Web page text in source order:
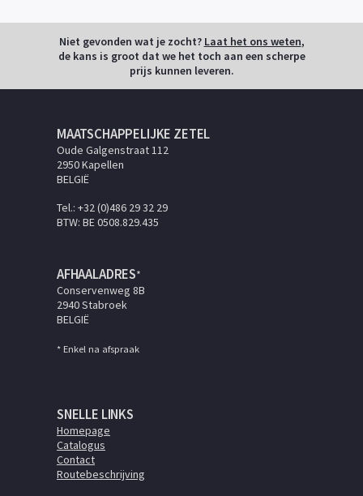
Niet gevonden wat je zocht? Laat het ons weten,
de kans is groot dat we het toch aan een scherpe
prijs kunnen leveren.
MAATSCHAPPELIJKE ZETEL
Oude Galgenstraat 112
2950 Kapellen
BELGIË
Tel.: +32 (0)486 29 32 29
BTW: BE 0508.829.435
AFHAALADRES*
Conservenweg 8B
2940 Stabroek
BELGIË
* Enkel na afspraak
SNELLE LINKS
Homepage
Catalogus
Contact
Routebeschrijving